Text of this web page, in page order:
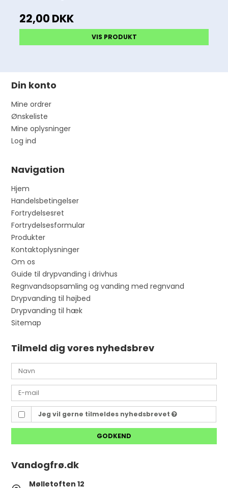
22,00 DKK
VIS PRODUKT
Din konto
Mine ordrer
Ønskeliste
Mine oplysninger
Log ind
Navigation
Hjem
Handelsbetingelser
Fortrydelsesret
Fortrydelsesformular
Produkter
Kontaktoplysninger
Om os
Guide til drypvanding i drivhus
Regnvandsopsamling og vanding med regnvand
Drypvanding til højbed
Drypvanding til hæk
Sitemap
Tilmeld dig vores nyhedsbrev
Jeg vil gerne tilmeldes nyhedsbrevet
GODKEND
Vandogfrø.dk
Mølletoften 12